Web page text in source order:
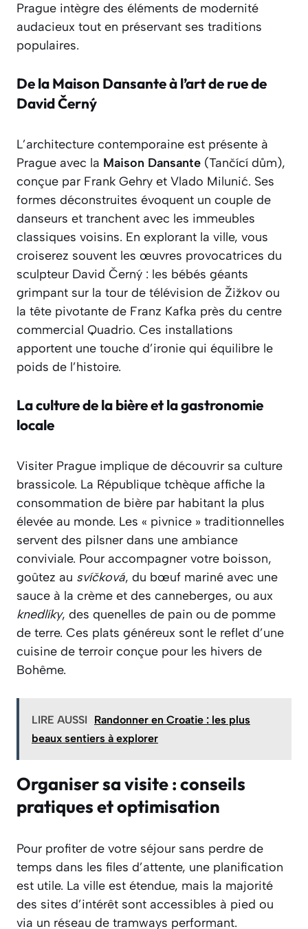
Prague intègre des éléments de modernité
audacieux tout en préservant ses traditions
populaires.
De la Maison Dansante à l’art de rue de
David Černý
L’architecture contemporaine est présente à
Prague avec la Maison Dansante (Tančící dům),
conçue par Frank Gehry et Vlado Milunić. Ses
formes déconstruites évoquent un couple de
danseurs et tranchent avec les immeubles
classiques voisins. En explorant la ville, vous
croiserez souvent les œuvres provocatrices du
sculpteur David Černý : les bébés géants
grimpant sur la tour de télévision de Žižkov ou
la tête pivotante de Franz Kafka près du centre
commercial Quadrio. Ces installations
apportent une touche d’ironie qui équilibre le
poids de l’histoire.
La culture de la bière et la gastronomie
locale
Visiter Prague implique de découvrir sa culture
brassicole. La République tchèque affiche la
consommation de bière par habitant la plus
élevée au monde. Les « pivnice » traditionnelles
servent des pilsner dans une ambiance
conviviale. Pour accompagner votre boisson,
goûtez au svíčková, du bœuf mariné avec une
sauce à la crème et des canneberges, ou aux
knedlíky, des quenelles de pain ou de pomme
de terre. Ces plats généreux sont le reflet d’une
cuisine de terroir conçue pour les hivers de
Bohême.
LIRE AUSSI
Randonner en Croatie : les plus
beaux sentiers à explorer
Organiser sa visite : conseils
pratiques et optimisation
Pour profiter de votre séjour sans perdre de
temps dans les files d’attente, une planification
est utile. La ville est étendue, mais la majorité
des sites d’intérêt sont accessibles à pied ou
via un réseau de tramways performant.